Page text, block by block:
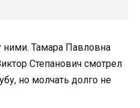
Тамара Павловна
Степанович смотрел
но молчать долго не